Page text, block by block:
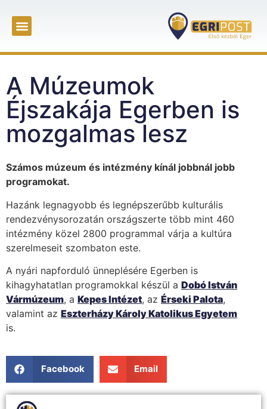
A Múzeumok
Éjszakája Egerben is
mozgalmas lesz
Számos múzeum és intézmény kínál jobbnál jobb
programokat.
Hazánk legnagyobb és legnépszerűbb kulturális
rendezvénysorozatán országszerte több mint 460
intézmény közel 2800 programmal várja a kultúra
szerelmeseit szombaton este.
A nyári napforduló ünneplésére Egerben is
kihagyhatatlan programokkal készül a Dobó István
Vármúzeum, a Kepes Intézet, az Érseki Palota,
valamint az Eszterházy Károly Katolikus Egyetem
is.
Facebook Email